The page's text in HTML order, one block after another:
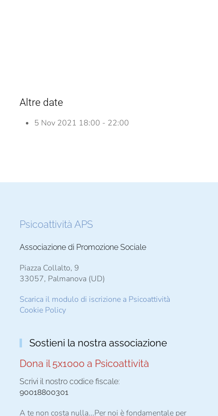
Altre date
5 Nov 2021 18:00 - 22:00
Psicoattività APS
Associazione di Promozione Sociale
Piazza Collalto, 9
33057, Palmanova (UD)
Scarica il modulo di iscrizione a Psicoattività
Cookie Policy
Sostieni la nostra associazione
Dona il 5x1000 a Psicoattività
Scrivi il nostro codice fiscale:
90018800301
A te non costa nulla...Per noi è fondamentale per